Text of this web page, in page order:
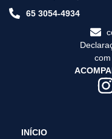
65 3054-4934
INÍCIO